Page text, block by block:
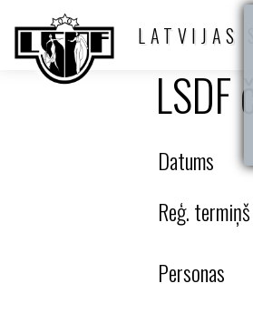
LATVIJAS
Datums
Reģ. termiņš
Personas